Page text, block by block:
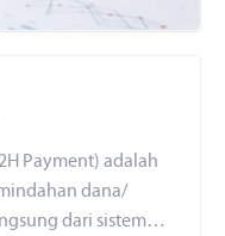
Payment) adalah
dana/
dari sistem